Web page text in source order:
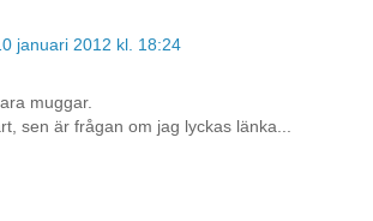
januari 2012 kl. 18:24
muggar.
sen är frågan om jag lyckas länka...